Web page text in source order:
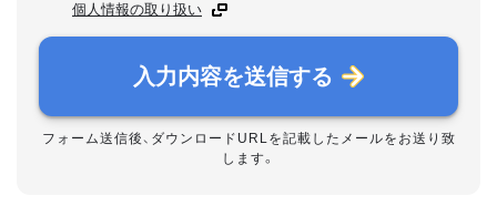
個人情報の取り扱い
入力内容を送信する
フォーム送信後、ダウンロードURLを記載したメールをお送り致
します。